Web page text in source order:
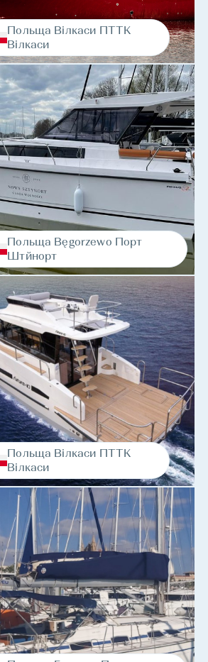
Польща Вілкаси ПТТК
Вілкаси
Польща Вęgorzewo Порт
Штйнорт
Польща Вілкаси ПТТК
Вілкаси